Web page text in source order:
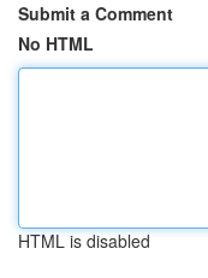
Submit a Comment
No HTML
HTML is disabled